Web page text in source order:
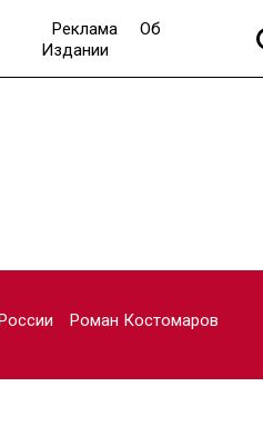
Реклама
Об
Издании
Роман Костомаров